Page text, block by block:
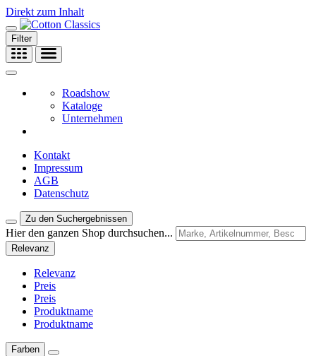
Direkt zum Inhalt
Filter
Roadshow
Kataloge
Unternehmen
Kontakt
Impressum
AGB
Datenschutz
Zu den Suchergebnissen
Hier den ganzen Shop durchsuchen...
Relevanz
Relevanz
Preis
Preis
Produktname
Produktname
Farben